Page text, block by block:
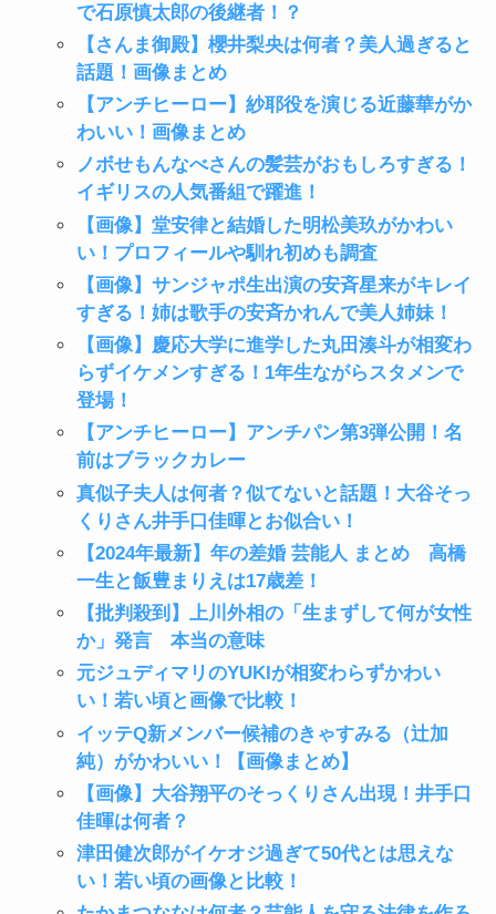
で石原慎太郎の後継者！？
【さんま御殿】櫻井梨央は何者？美人過ぎると
話題！画像まとめ
【アンチヒーロー】紗耶役を演じる近藤華がか
わいい！画像まとめ
ノボせもんなべさんの髪芸がおもしろすぎる！
イギリスの人気番組で躍進！
【画像】堂安律と結婚した明松美玖がかわい
い！プロフィールや馴れ初めも調査
【画像】サンジャポ生出演の安斉星来がキレイ
すぎる！姉は歌手の安斉かれんで美人姉妹！
【画像】慶応大学に進学した丸田湊斗が相変わ
らずイケメンすぎる！1年生ながらスタメンで
登場！
【アンチヒーロー】アンチパン第3弾公開！名
前はブラックカレー
真似子夫人は何者？似てないと話題！大谷そっ
くりさん井手口佳暉とお似合い！
【2024年最新】年の差婚 芸能人 まとめ 高橋
一生と飯豊まりえは17歳差！
【批判殺到】上川外相の「生まずして何が女性
か」発言 本当の意味
元ジュディマリのYUKIが相変わらずかわい
い！若い頃と画像で比較！
イッテQ新メンバー候補のきゃすみる（辻加
純）がかわいい！【画像まとめ】
【画像】大谷翔平のそっくりさん出現！井手口
佳暉は何者？
津田健次郎がイケオジ過ぎて50代とは思えな
い！若い頃の画像と比較！